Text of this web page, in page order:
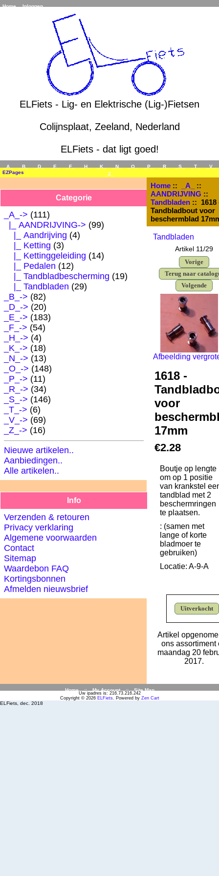
Home Inloggen
ELFiets - Lig- en Elektrische (Lig-)Fietsen
Colijnsplaat, Zeeland, Nederland
ELFiets - dat ligt goed!
_A_ _B_ _D_ _E_ _F_ _H_ _K_ _N_ _O_ _P_ _R_ _S_ _T_
_V_
_Z_
EZPages
Categorie
_A_-> (111)
|_ AANDRIJVING-> (99)
|_ Aandrijving (4)
|_ Ketting (3)
|_ Kettinggeleiding (14)
|_ Pedalen (12)
|_ Tandbladbescherming (19)
|_ Tandbladen (29)
_B_-> (82)
_D_-> (20)
_E_-> (183)
_F_-> (54)
_H_-> (4)
_K_-> (18)
_N_-> (13)
_O_-> (148)
_P_-> (11)
_R_-> (34)
_S_-> (146)
_T_-> (6)
_V_-> (69)
_Z_-> (16)
Nieuwe artikelen..
Aanbiedingen..
Alle artikelen..
Info
Verzenden & retouren
Privacy verklaring
Algemene voorwaarden
Contact
Sitemap
Waardebon FAQ
Kortingsbonnen
Afmelden nieuwsbrief
Home:: _A_
::
AANDRIJVING ::
Tandbladen:: 1618
Tandbladbout voor
beschermblad
Tandbladen
Artikel 11/29
Vorige
Terug naar
Volgende
Afbeelding
1618 -
voor
17mm
€2.28
Boutje op lengte
om op 1 positie
van krankstel
tandblad met 2
beschermringen
te plaatsen.
: (samen met
lange of korte
bladmoer te
gebruiken)
Locatie: A-9-A
Uitverkocht
Artikel
ons assortiment
maandag 20
2017.
Home :: My Account :: Site Map
Uw ipadres is: 216.73.216.242
Copyright © 2026 ELFiets. Powered by Zen Cart
ELFiets, dec. 2018